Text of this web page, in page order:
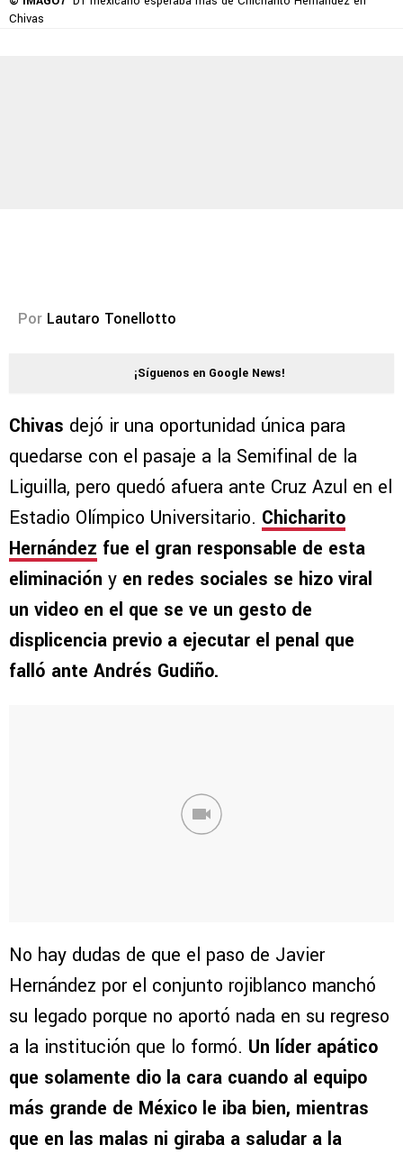
Chivas
Por Lautaro Tonellotto
¡Síguenos en Google News!
Chivas dejó ir una oportunidad única para
quedarse con el pasaje a la Semifinal de la
Liguilla, pero quedó afuera ante Cruz Azul en el
Estadio Olímpico Universitario. Chicharito
Hernández fue el gran responsable de esta
eliminación y en redes sociales se hizo viral
un video en el que se ve un gesto de
displicencia previo a ejecutar el penal que
falló ante Andrés Gudiño.
No hay dudas de que el paso de Javier
Hernández por el conjunto rojiblanco manchó
su legado porque no aportó nada en su regreso
a la institución que lo formó. Un líder apático
que solamente dio la cara cuando al equipo
más grande de México le iba bien, mientras
que en las malas ni giraba a saludar a la